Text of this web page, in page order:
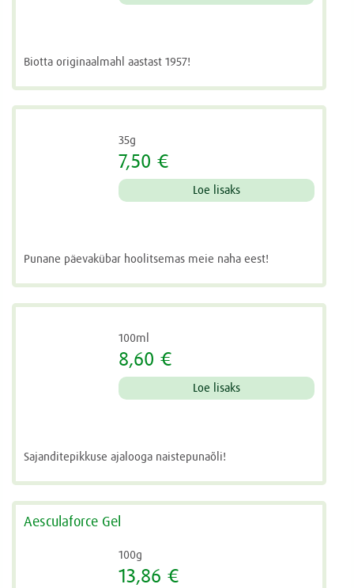
Biotta originaalmahl aastast 1957!
35g
7,50 €
Loe lisaks
Punane päevakübar hoolitsemas meie naha eest!
100ml
8,60 €
Loe lisaks
Sajanditepikkuse ajalooga naistepunaõli!
Aesculaforce Gel
100g
13,86 €